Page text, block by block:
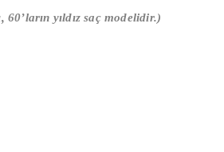
60’ların yıldız saç modelidir.)